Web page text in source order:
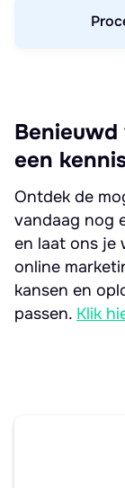
Benieuwd
een
Ontdek de
vandaag nog
en laat ons je
online
kansen en
passen. Klik